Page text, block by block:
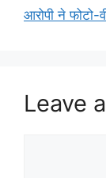
आरोपी ने फोटो-
Leave